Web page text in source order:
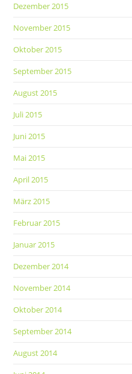
Dezember 2015
November 2015
Oktober 2015
September 2015
August 2015
Juli 2015
Juni 2015
Mai 2015
April 2015
März 2015
Februar 2015
Januar 2015
Dezember 2014
November 2014
Oktober 2014
September 2014
August 2014